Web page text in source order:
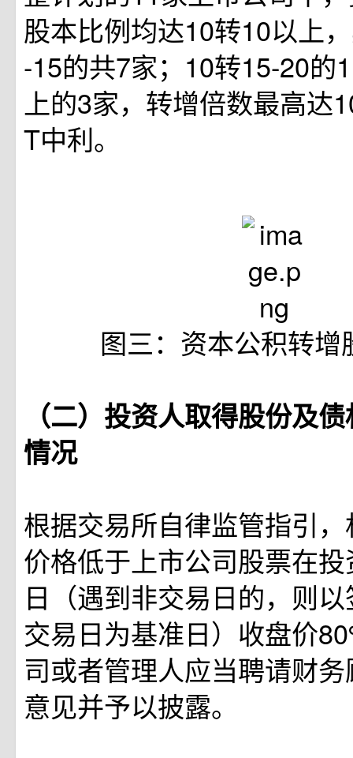
股本比例均达10转10以上
-15的共7家；10转15-20的
上的3家，转增倍数最高达
T中利。
图三：资本公积转增
（二）投资人取得股份及
情况
根据交易所自律监管指引
价格低于上市公司股票在
日（遇到非交易日的，则
交易日为基准日）收盘价
司或者管理人应当聘请财
意见并予以披露。